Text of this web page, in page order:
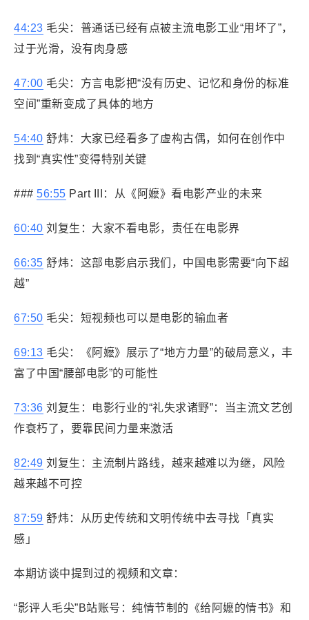
44:23 毛尖：普通话已经有点被主流电影工业“用坏了”，
过于光滑，没有肉身感
47:00 毛尖：方言电影把“没有历史、记忆和身份的标准
空间”重新变成了具体的地方
54:40 舒炜：大家已经看多了虚构古偶，如何在创作中
找到“真实性”变得特别关键
### 56:55 Part III：从《阿嬷》看电影产业的未来
60:40 刘复生：大家不看电影，责任在电影界
66:35 舒炜：这部电影启示我们，中国电影需要“向下超
越”
67:50 毛尖：短视频也可以是电影的输血者
69:13 毛尖：《阿嬷》展示了“地方力量”的破局意义，丰
富了中国“腰部电影”的可能性
73:36 刘复生：电影行业的“礼失求诸野”：当主流文艺创
作衰朽了，要靠民间力量来激活
82:49 刘复生：主流制片路线，越来越难以为继，风险
越来越不可控
87:59 舒炜：从历史传统和文明传统中去寻找「真实
感」
本期访谈中提到过的视频和文章：
“影评人毛尖”B站账号：纯情节制的《给阿嬷的情书》和